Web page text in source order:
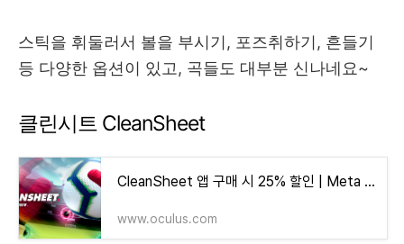
스틱을 휘둘러서 볼을 부시기, 포즈취하기, 흔들기
등 다양한 옵션이 있고, 곡들도 대부분 신나네요~
클린시트 CleanSheet
CleanSheet 앱 구매 시 25% 할인 | Meta Quest
www.oculus.com